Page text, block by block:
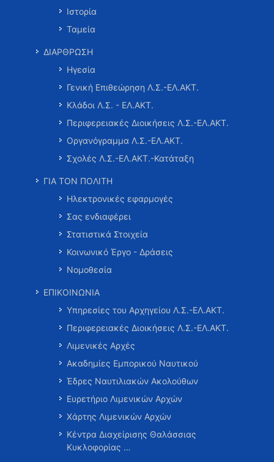
Ιστορία
Ταμεία
ΔΙΑΡΘΡΩΣΗ
Ηγεσία
Γενική Επιθεώρηση Λ.Σ.-ΕΛ.ΑΚΤ.
Κλάδοι Λ.Σ. - ΕΛ.ΑΚΤ.
Περιφερειακές Διοικήσεις Λ.Σ.-ΕΛ.ΑΚΤ.
Οργανόγραμμα Λ.Σ.-ΕΛ.ΑΚΤ.
Σχολές Λ.Σ.-ΕΛ.ΑΚΤ.-Κατάταξη
ΓΙΑ ΤΟΝ ΠΟΛΙΤΗ
Ηλεκτρονικές εφαρμογές
Σας ενδιαφέρει
Στατιστικά Στοιχεία
Κοινωνικό Έργο - Δράσεις
Νομοθεσία
ΕΠΙΚΟΙΝΩΝΙΑ
Υπηρεσίες του Αρχηγείου Λ.Σ.-ΕΛ.ΑΚΤ.
Περιφερειακές Διοικήσεις Λ.Σ.-ΕΛ.ΑΚΤ.
Λιμενικές Αρχές
Ακαδημίες Εμπορικού Ναυτικού
Έδρες Ναυτιλιακών Ακολούθων
Ευρετήριο Λιμενικών Αρχών
Χάρτης Λιμενικών Αρχών
Κέντρα Διαχείρισης Θαλάσσιας
Κυκλοφορίας …